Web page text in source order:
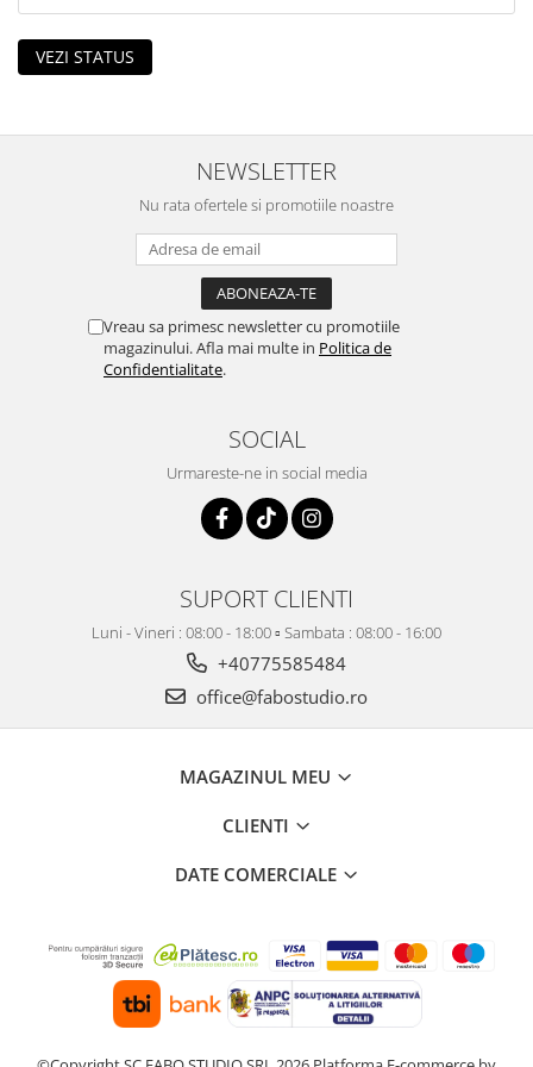
VEZI STATUS
NEWSLETTER
Nu rata ofertele si promotiile noastre
Vreau sa primesc newsletter cu promotiile
magazinului. Afla mai multe in Politica de
Confidentialitate.
SOCIAL
Urmareste-ne in social media
SUPORT CLIENTI
Luni - Vineri : 08:00 - 18:00 ▫️ Sambata : 08:00 - 16:00
+40775585484
office@fabostudio.ro
MAGAZINUL MEU
CLIENTI
DATE COMERCIALE